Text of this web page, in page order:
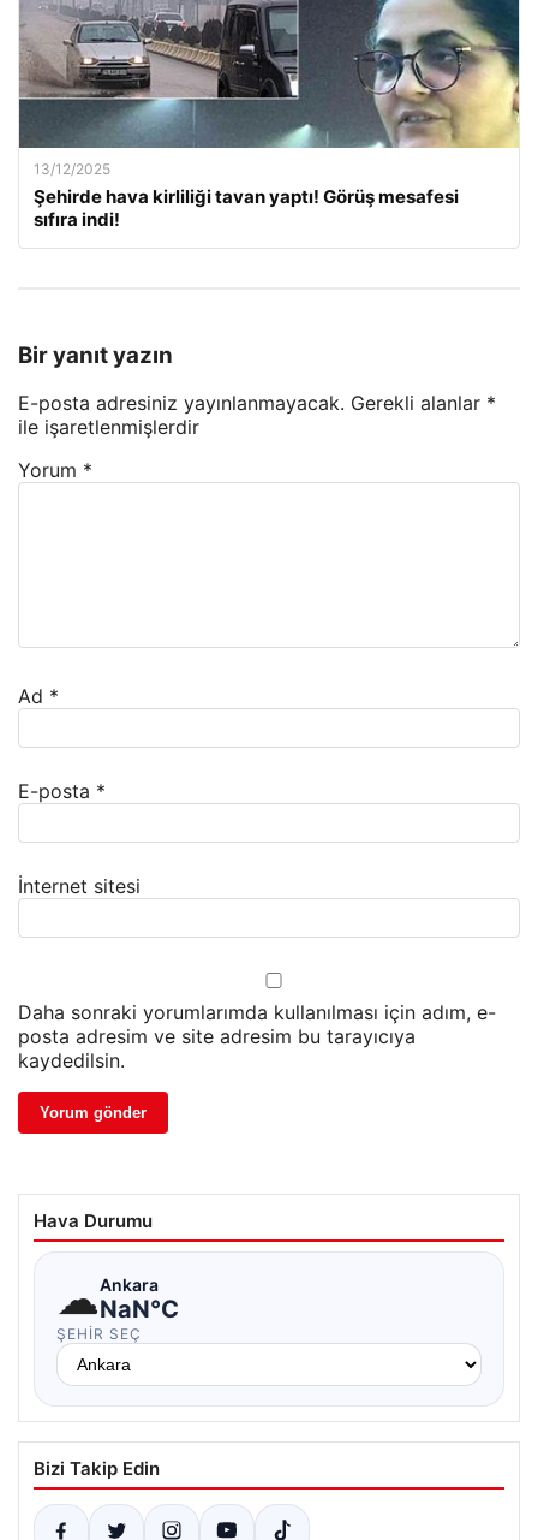
13/12/2025
Şehirde hava kirliliği tavan yaptı! Görüş mesafesi
sıfıra indi!
Bir yanıt yazın
E-posta adresiniz yayınlanmayacak. Gerekli alanlar *
ile işaretlenmişlerdir
Yorum *
Ad *
E-posta *
İnternet sitesi
Daha sonraki yorumlarımda kullanılması için adım, e-
posta adresim ve site adresim bu tarayıcıya
kaydedilsin.
Hava Durumu
☁Ankara
NaN°C
ŞEHIR SEÇ
Bizi Takip Edin